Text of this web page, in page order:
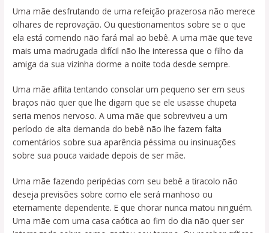
Uma mãe desfrutando de uma refeição prazerosa não merece
olhares de reprovação. Ou questionamentos sobre se o que
ela está comendo não fará mal ao bebê. A uma mãe que teve
mais uma madrugada difícil não lhe interessa que o filho da
amiga da sua vizinha dorme a noite toda desde sempre.
Uma mãe aflita tentando consolar um pequeno ser em seus
braços não quer que lhe digam que se ele usasse chupeta
seria menos nervoso. A uma mãe que sobreviveu a um
período de alta demanda do bebê não lhe fazem falta
comentários sobre sua aparência péssima ou insinuações
sobre sua pouca vaidade depois de ser mãe.
Uma mãe fazendo peripécias com seu bebê a tiracolo não
deseja previsões sobre como ele será manhoso ou
eternamente dependente. E que chorar nunca matou ninguém.
Uma mãe com uma casa caótica ao fim do dia não quer ser